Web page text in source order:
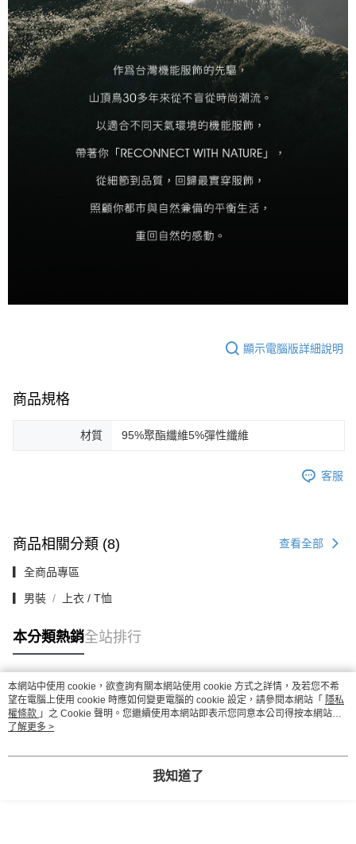
顯示電腦版詳細說明
商品規格
材質 95%聚酯纖維5%彈性纖維
客服
商品相關分類 (8) 查看全部
▎全商品專區
▎男裝 上衣 / T恤
本分類熱銷全站排行
熱門標籤
本網站中使用 cookie，欲查詢有關本網站使用 cookie 方式之詳情，及若您不希
望在電腦上使用 cookie 時應如何變更電腦的 cookie 設定，請參閱本網站「 隱私
權條款 」之 Cookie 聲明。您繼續使用本網站即表示您同意本公司得按本網站使
用條款之 Cookie 聲明使用 cookie。
了解更多 >
我知道了